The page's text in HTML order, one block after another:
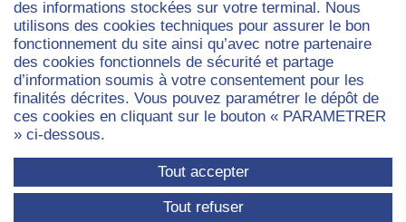
des informations stockées sur votre terminal. Nous
utilisons des cookies techniques pour assurer le bon
fonctionnement du site ainsi qu’avec notre partenaire
des cookies fonctionnels de sécurité et partage
d’information soumis à votre consentement pour les
finalités décrites. Vous pouvez paramétrer le dépôt de
ces cookies en cliquant sur le bouton « PARAMETRER
» ci-dessous.
Tout accepter
Tout refuser